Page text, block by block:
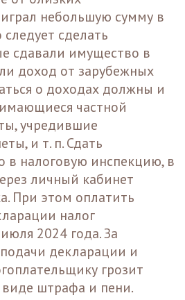
небольшую сумму в
сделать
сдавали имущество в
доход от зарубежных
о доходах должны и
частной
учредившие
и т. п. Сдать
налоговую инспекцию, в
личный кабинет
При этом оплатить
налог
2024 года. За
декларации и
грозит
виде штрафа и пени.